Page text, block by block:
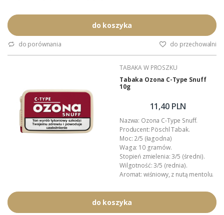
do koszyka
do porównania do przechowalni
TABAKA W PROSZKU
Tabaka Ozona C-Type Snuff
10g
11,40 PLN
Nazwa: Ozona C-Type Snuff.
Producent: Pöschl Tabak.
Moc: 2/5 (łagodna)
Waga: 10 gramów.
Stopień zmielenia: 3/5 (średni).
Wilgotność: 3/5 (rednia).
Aromat: wiśniowy, z nutą mentolu.
Opakowanie: plastikowa
tabakiera.
Podana wartość to: cena za jedną
do koszyka